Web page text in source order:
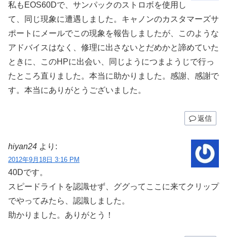
私もEOS60Dで、サンパックのストロボを使用し
て、同じ現象に遭遇しました。キャノンのカスタマーズサ
ポートにメールでこの現象を報告しましたが、このような
アドバイスはなく、修理に出さないとだめかと諦めていた
ときに、このHPに出会い、同じようにつまようじで行っ
たところ直りました。本当に助かりました。感謝、感謝で
す。本当にありがとうございました。
返信
hiyan24 より:
2012年9月18日 3:16 PM
40Dです。
スピードライトを認識せず、ググってここに来てクリップ
でやってみたら、認識しました。
助かりました。ありがとう！